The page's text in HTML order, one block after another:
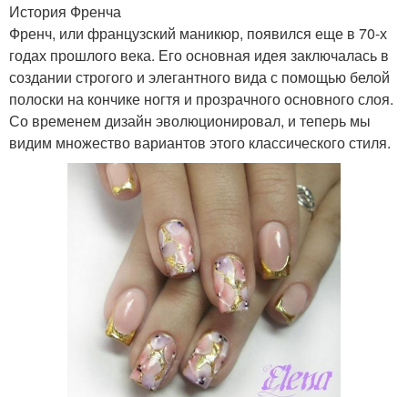
История Френча
Френч, или французский маникюр, появился еще в 70-х
годах прошлого века. Его основная идея заключалась в
создании строгого и элегантного вида с помощью белой
полоски на кончике ногтя и прозрачного основного слоя.
Со временем дизайн эволюционировал, и теперь мы
видим множество вариантов этого классического стиля.